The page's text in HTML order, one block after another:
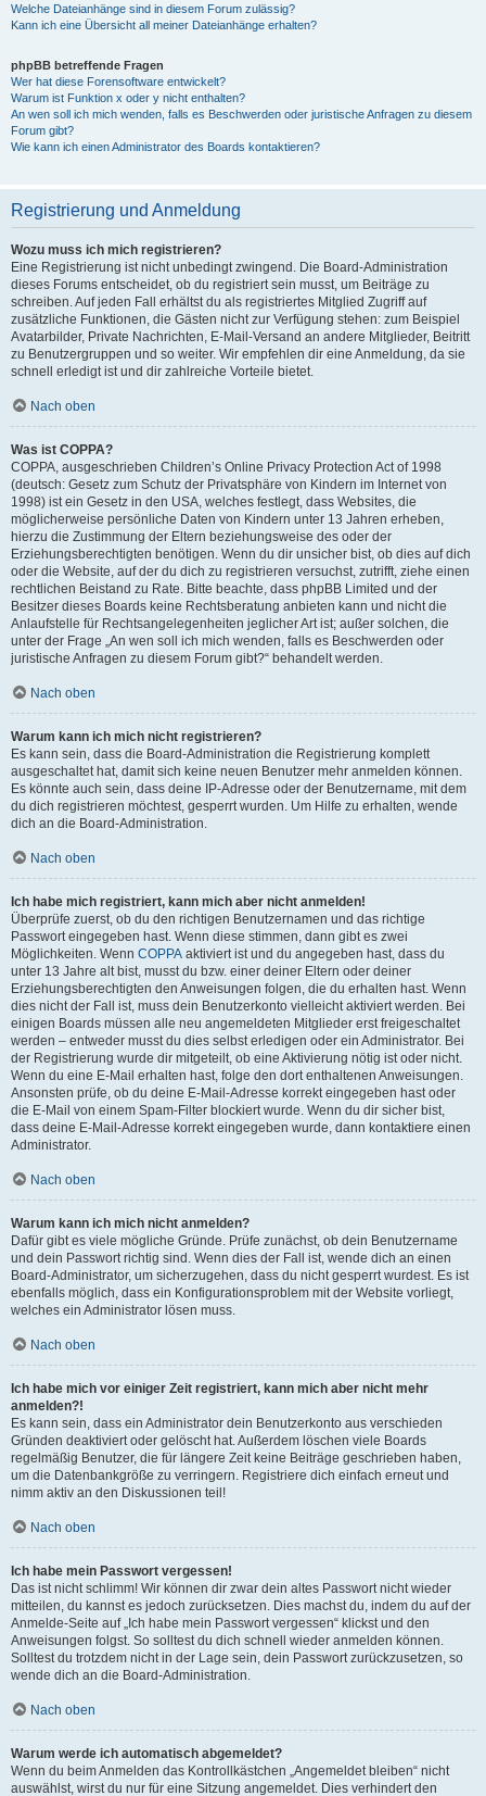
Welche Dateianhänge sind in diesem Forum zulässig?
Kann ich eine Übersicht all meiner Dateianhänge erhalten?
phpBB betreffende Fragen
Wer hat diese Forensoftware entwickelt?
Warum ist Funktion x oder y nicht enthalten?
An wen soll ich mich wenden, falls es Beschwerden oder juristische Anfragen zu diesem
Forum gibt?
Wie kann ich einen Administrator des Boards kontaktieren?
Registrierung und Anmeldung
Wozu muss ich mich registrieren?
Eine Registrierung ist nicht unbedingt zwingend. Die Board-Administration
dieses Forums entscheidet, ob du registriert sein musst, um Beiträge zu
schreiben. Auf jeden Fall erhältst du als registriertes Mitglied Zugriff auf
zusätzliche Funktionen, die Gästen nicht zur Verfügung stehen: zum Beispiel
Avatarbilder, Private Nachrichten, E-Mail-Versand an andere Mitglieder, Beitritt
zu Benutzergruppen und so weiter. Wir empfehlen dir eine Anmeldung, da sie
schnell erledigt ist und dir zahlreiche Vorteile bietet.
Nach oben
Was ist COPPA?
COPPA, ausgeschrieben Children’s Online Privacy Protection Act of 1998
(deutsch: Gesetz zum Schutz der Privatsphäre von Kindern im Internet von
1998) ist ein Gesetz in den USA, welches festlegt, dass Websites, die
möglicherweise persönliche Daten von Kindern unter 13 Jahren erheben,
hierzu die Zustimmung der Eltern beziehungsweise des oder der
Erziehungsberechtigten benötigen. Wenn du dir unsicher bist, ob dies auf dich
oder die Website, auf der du dich zu registrieren versuchst, zutrifft, ziehe einen
rechtlichen Beistand zu Rate. Bitte beachte, dass phpBB Limited und der
Besitzer dieses Boards keine Rechtsberatung anbieten kann und nicht die
Anlaufstelle für Rechtsangelegenheiten jeglicher Art ist; außer solchen, die
unter der Frage „An wen soll ich mich wenden, falls es Beschwerden oder
juristische Anfragen zu diesem Forum gibt?“ behandelt werden.
Nach oben
Warum kann ich mich nicht registrieren?
Es kann sein, dass die Board-Administration die Registrierung komplett
ausgeschaltet hat, damit sich keine neuen Benutzer mehr anmelden können.
Es könnte auch sein, dass deine IP-Adresse oder der Benutzername, mit dem
du dich registrieren möchtest, gesperrt wurden. Um Hilfe zu erhalten, wende
dich an die Board-Administration.
Nach oben
Ich habe mich registriert, kann mich aber nicht anmelden!
Überprüfe zuerst, ob du den richtigen Benutzernamen und das richtige
Passwort eingegeben hast. Wenn diese stimmen, dann gibt es zwei
Möglichkeiten. Wenn COPPA aktiviert ist und du angegeben hast, dass du
unter 13 Jahre alt bist, musst du bzw. einer deiner Eltern oder deiner
Erziehungsberechtigten den Anweisungen folgen, die du erhalten hast. Wenn
dies nicht der Fall ist, muss dein Benutzerkonto vielleicht aktiviert werden. Bei
einigen Boards müssen alle neu angemeldeten Mitglieder erst freigeschaltet
werden – entweder musst du dies selbst erledigen oder ein Administrator. Bei
der Registrierung wurde dir mitgeteilt, ob eine Aktivierung nötig ist oder nicht.
Wenn du eine E-Mail erhalten hast, folge den dort enthaltenen Anweisungen.
Ansonsten prüfe, ob du deine E-Mail-Adresse korrekt eingegeben hast oder
die E-Mail von einem Spam-Filter blockiert wurde. Wenn du dir sicher bist,
dass deine E-Mail-Adresse korrekt eingegeben wurde, dann kontaktiere einen
Administrator.
Nach oben
Warum kann ich mich nicht anmelden?
Dafür gibt es viele mögliche Gründe. Prüfe zunächst, ob dein Benutzername
und dein Passwort richtig sind. Wenn dies der Fall ist, wende dich an einen
Board-Administrator, um sicherzugehen, dass du nicht gesperrt wurdest. Es ist
ebenfalls möglich, dass ein Konfigurationsproblem mit der Website vorliegt,
welches ein Administrator lösen muss.
Nach oben
Ich habe mich vor einiger Zeit registriert, kann mich aber nicht mehr
anmelden?!
Es kann sein, dass ein Administrator dein Benutzerkonto aus verschieden
Gründen deaktiviert oder gelöscht hat. Außerdem löschen viele Boards
regelmäßig Benutzer, die für längere Zeit keine Beiträge geschrieben haben,
um die Datenbankgröße zu verringern. Registriere dich einfach erneut und
nimm aktiv an den Diskussionen teil!
Nach oben
Ich habe mein Passwort vergessen!
Das ist nicht schlimm! Wir können dir zwar dein altes Passwort nicht wieder
mitteilen, du kannst es jedoch zurücksetzen. Dies machst du, indem du auf der
Anmelde-Seite auf „Ich habe mein Passwort vergessen“ klickst und den
Anweisungen folgst. So solltest du dich schnell wieder anmelden können.
Solltest du trotzdem nicht in der Lage sein, dein Passwort zurückzusetzen, so
wende dich an die Board-Administration.
Nach oben
Warum werde ich automatisch abgemeldet?
Wenn du beim Anmelden das Kontrollkästchen „Angemeldet bleiben“ nicht
auswählst, wirst du nur für eine Sitzung angemeldet. Dies verhindert den